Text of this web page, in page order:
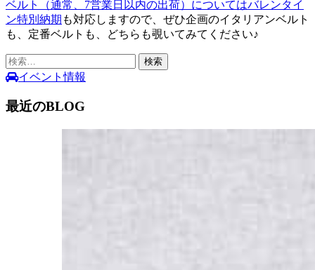
ベルト（通常、7営業日以内の出荷）についてはバレンタイ
ン特別納期 も対応しますので、ぜひ企画のイタリアンベルト
も、定番ベルトも、どちらも覗いてみてください♪
検
索:イベント情報
最近のBLOG